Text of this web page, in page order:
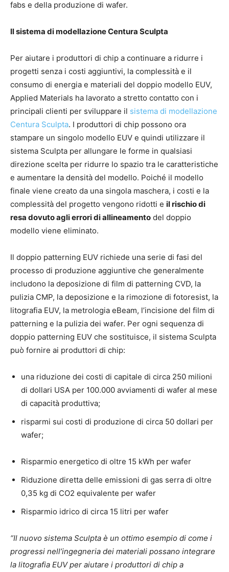
fabs e della produzione di wafer.
Il sistema di modellazione Centura Sculpta
Per aiutare i produttori di chip a continuare a ridurre i
progetti senza i costi aggiuntivi, la complessità e il
consumo di energia e materiali del doppio modello EUV,
Applied Materials ha lavorato a stretto contatto con i
principali clienti per sviluppare il sistema di modellazione
Centura Sculpta. I produttori di chip possono ora
stampare un singolo modello EUV e quindi utilizzare il
sistema Sculpta per allungare le forme in qualsiasi
direzione scelta per ridurre lo spazio tra le caratteristiche
e aumentare la densità del modello. Poiché il modello
finale viene creato da una singola maschera, i costi e la
complessità del progetto vengono ridotti e il rischio di
resa dovuto agli errori di allineamento del doppio
modello viene eliminato.
Il doppio patterning EUV richiede una serie di fasi del
processo di produzione aggiuntive che generalmente
includono la deposizione di film di patterning CVD, la
pulizia CMP, la deposizione e la rimozione di fotoresist, la
litografia EUV, la metrologia eBeam, l’incisione del film di
patterning e la pulizia dei wafer. Per ogni sequenza di
doppio patterning EUV che sostituisce, il sistema Sculpta
può fornire ai produttori di chip:
una riduzione dei costi di capitale di circa 250 milioni
di dollari USA per 100.000 avviamenti di wafer al mese
di capacità produttiva;
risparmi sui costi di produzione di circa 50 dollari per
wafer;
Risparmio energetico di oltre 15 kWh per wafer
Riduzione diretta delle emissioni di gas serra di oltre
0,35 kg di CO2 equivalente per wafer
Risparmio idrico di circa 15 litri per wafer
“Il nuovo sistema Sculpta è un ottimo esempio di come i
progressi nell’ingegneria dei materiali possano integrare
la litografia EUV per aiutare i produttori di chip a